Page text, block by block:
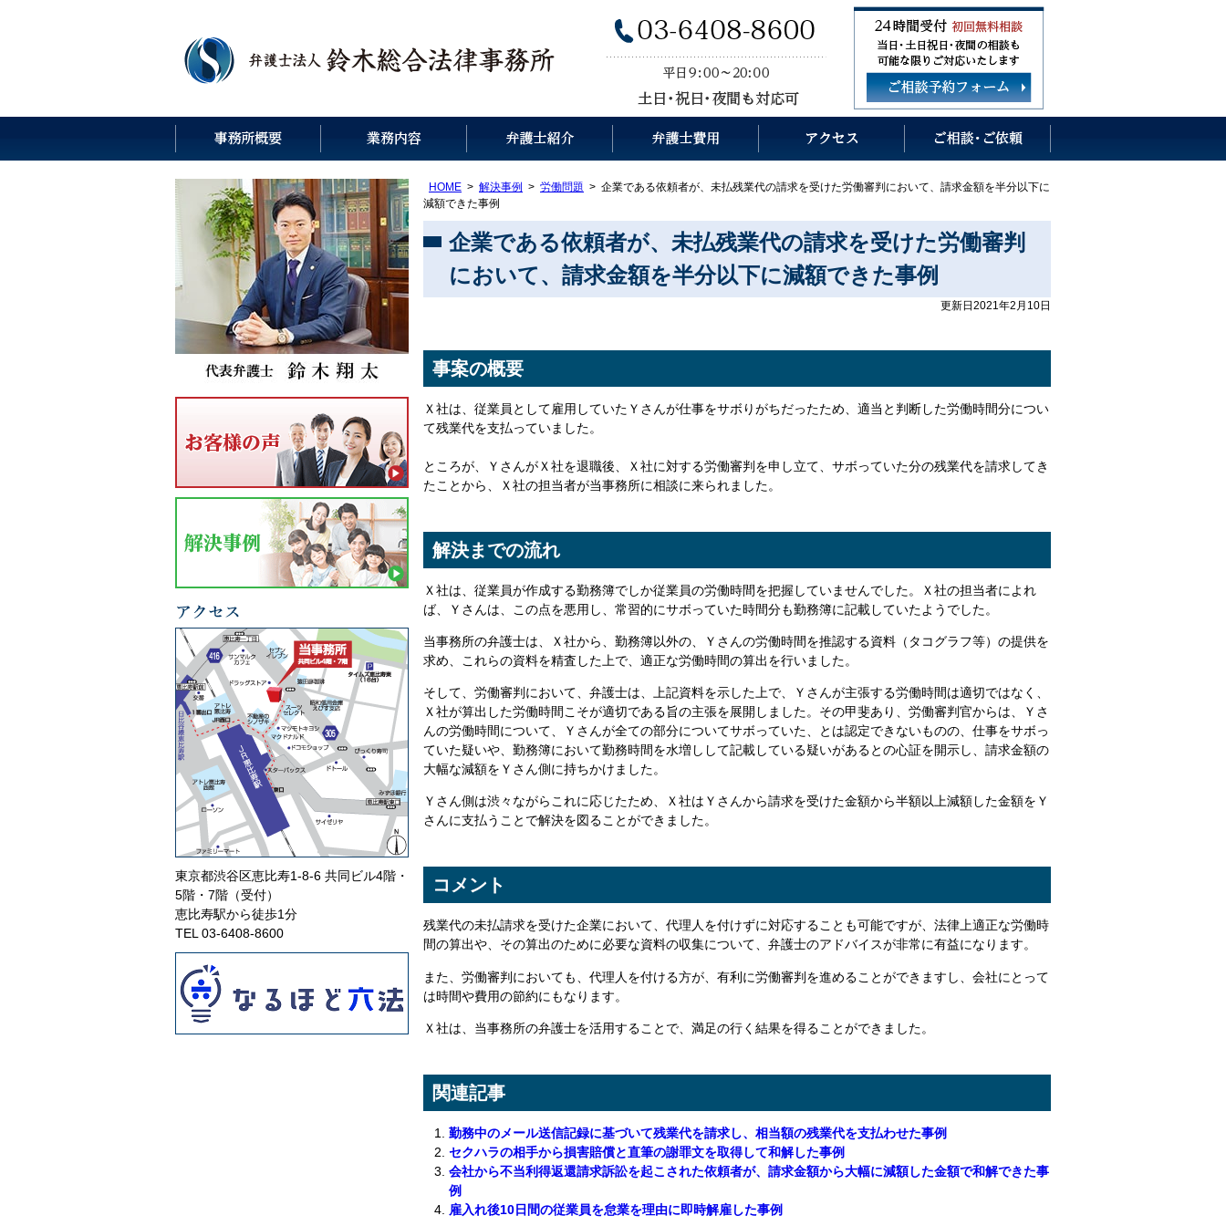
HOME 解決事例 労働問題
企業である依頼者が、未払残業代の請求を受けた労働審判において、請求金額を半分以下に
減額できた事例
企業である依頼者が、未払残業代の請求を受けた労働審判
において、請求金額を半分以下に減額できた事例
更新日2021年2月10日
事案の概要
Ｘ社は、従業員として雇用していたＹさんが仕事をサボりがちだったため、適当と判断した労働時間分につい
て残業代を支払っていました。
ところが、ＹさんがＸ社を退職後、Ｘ社に対する労働審判を申し立て、サボっていた分の残業代を請求してき
たことから、Ｘ社の担当者が当事務所に相談に来られました。
解決までの流れ
Ｘ社は、従業員が作成する勤務簿でしか従業員の労働時間を把握していませんでした。Ｘ社の担当者によれ
ば、Ｙさんは、この点を悪用し、常習的にサボっていた時間分も勤務簿に記載していたようでした。
当事務所の弁護士は、Ｘ社から、勤務簿以外の、Ｙさんの労働時間を推認する資料（タコグラフ等）の提供を
求め、これらの資料を精査した上で、適正な労働時間の算出を行いました。
そして、労働審判において、弁護士は、上記資料を示した上で、Ｙさんが主張する労働時間は適切ではなく、
Ｘ社が算出した労働時間こそが適切である旨の主張を展開しました。その甲斐あり、労働審判官からは、Ｙさ
んの労働時間について、Ｙさんが全ての部分についてサボっていた、とは認定できないものの、仕事をサボっ
ていた疑いや、勤務簿において勤務時間を水増しして記載している疑いがあるとの心証を開示し、請求金額の
大幅な減額をＹさん側に持ちかけました。
Ｙさん側は渋々ながらこれに応じたため、Ｘ社はＹさんから請求を受けた金額から半額以上減額した金額をＹ
さんに支払うことで解決を図ることができました。
コメント
残業代の未払請求を受けた企業において、代理人を付けずに対応することも可能ですが、法律上適正な労働時
間の算出や、その算出のために必要な資料の収集について、弁護士のアドバイスが非常に有益になります。
また、労働審判においても、代理人を付ける方が、有利に労働審判を進めることができますし、会社にとって
は時間や費用の節約にもなります。
Ｘ社は、当事務所の弁護士を活用することで、満足の行く結果を得ることができました。
関連記事
勤務中のメール送信記録に基づいて残業代を請求し、相当額の残業代を支払わせた事例
セクハラの相手から損害賠償と直筆の謝罪文を取得して和解した事例
会社から不当利得返還請求訴訟を起こされた依頼者が、請求金額から大幅に減額した金額で和解できた事
例
雇入れ後10日間の従業員を怠業を理由に即時解雇した事例
東京都渋谷区恵比寿1-8-6 共同ビル4階・
5階・7階（受付）
恵比寿駅から徒歩1分
TEL 03-6408-8600